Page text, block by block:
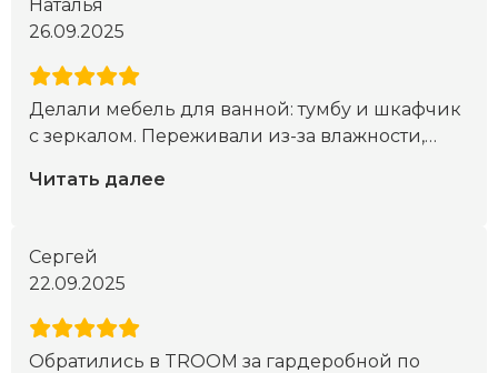
Наталья
26.09.2025
Делали мебель для ванной: тумбу и шкафчик
с зеркалом. Переживали из-за влажности,…
Читать далее
Сергей
22.09.2025
Обратились в TROOM за гардеробной по